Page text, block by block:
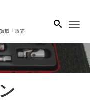
取・販売